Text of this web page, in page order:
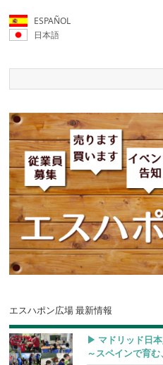
ESPAÑOL
日本語
エスハポン広場 最新情報
▶︎ マドリッド日
～スペインで育